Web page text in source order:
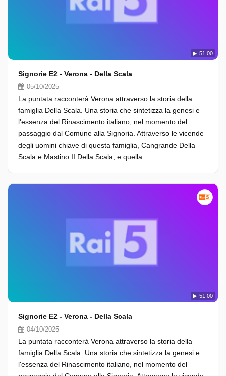
51:00
Signorie E2 - Verona - Della Scala
05/10/2025
La puntata racconterà Verona attraverso la storia della
famiglia Della Scala. Una storia che sintetizza la genesi e
l'essenza del Rinascimento italiano, nel momento del
passaggio dal Comune alla Signoria. Attraverso le vicende
degli uomini chiave di questa famiglia, Cangrande Della
Scala e Mastino II Della Scala, e quella ...
51:00
Signorie E2 - Verona - Della Scala
04/10/2025
La puntata racconterà Verona attraverso la storia della
famiglia Della Scala. Una storia che sintetizza la genesi e
l'essenza del Rinascimento italiano, nel momento del